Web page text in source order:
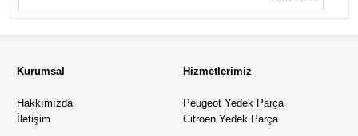
Kurumsal
Hakkımızda
İletişim
Hizmetlerimiz
Peugeot Yedek Parça
Citroen Yedek Parça